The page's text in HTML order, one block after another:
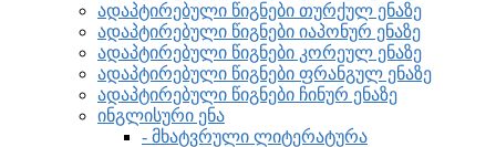
ადაპტირებული წიგნები თურქულ ენაზე
ადაპტირებული წიგნები იაპონურ ენაზე
ადაპტირებული წიგნები კორეულ ენაზე
ადაპტირებული წიგნები ფრანგულ ენაზე
ადაპტირებული წიგნები ჩინურ ენაზე
ინგლისური ენა
- მხატვრული ლიტერატურა